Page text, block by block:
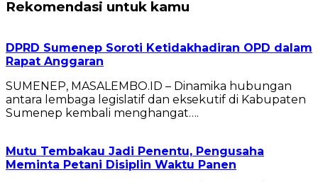
Rekomendasi untuk kamu
DPRD Sumenep Soroti Ketidakhadiran OPD dalam
Rapat Anggaran
SUMENEP, MASALEMBO.ID – Dinamika hubungan
antara lembaga legislatif dan eksekutif di Kabupaten
Sumenep kembali menghangat….
Mutu Tembakau Jadi Penentu, Pengusaha
Meminta Petani Disiplin Waktu Panen